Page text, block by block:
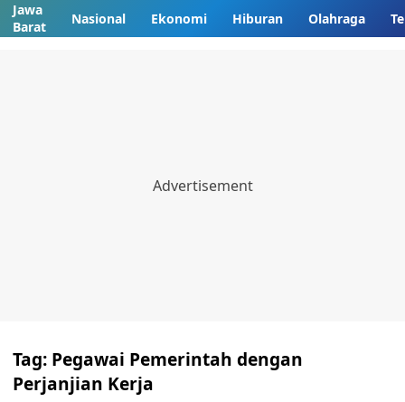
Jawa
Barat
Nasional Ekonomi Hiburan Olahraga
Tag: Pegawai Pemerintah dengan
Perjanjian Kerja